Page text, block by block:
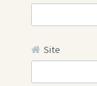
Site